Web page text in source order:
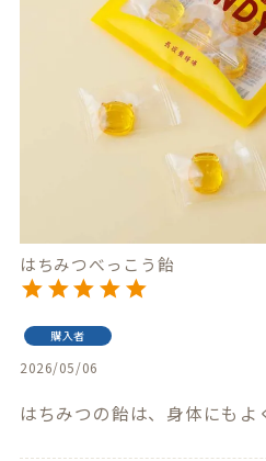
はちみつべっこう飴
購入者
2026/05/06
はちみつの飴は、身体にも